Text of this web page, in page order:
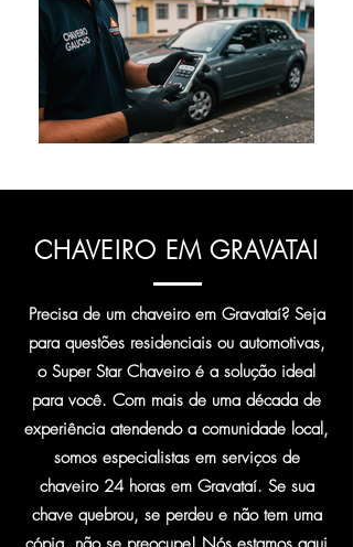
CHAVEIRO EM GRAVATAI
Precisa de um chaveiro em Gravataí? Seja
para questões residenciais ou automotivas,
o Super Star Chaveiro é a solução ideal
para você. Com mais de uma década de
experiência atendendo a comunidade local,
somos especialistas em serviços de
chaveiro 24 horas em Gravataí. Se sua
chave quebrou, se perdeu e não tem uma